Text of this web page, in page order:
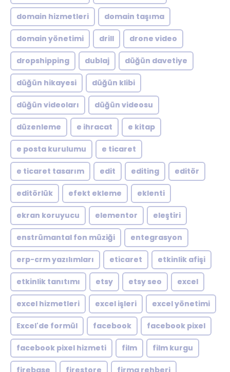
domain hizmetleri domain taşıma
domain yönetimi drill drone video
dropshipping dublaj düğün davetiye
düğün hikayesi düğün klibi
düğün videoları düğün videosu
düzenleme e ihracat e kitap
e posta kurulumu e ticaret
e ticaret tasarım edit editing editör
editörlük efekt ekleme eklenti
ekran koruyucu elementor eleştiri
enstrümantal fon müziği entegrasyon
erp-crm yazılımları eticaret etkinlik afişi
etkinlik tanıtımı etsy etsy seo excel
excel hizmetleri excel işleri excel yönetimi
Excel'de formül facebook facebook pixel
facebook pixel hizmeti film film kurgu
firebase firestore firma rehberi